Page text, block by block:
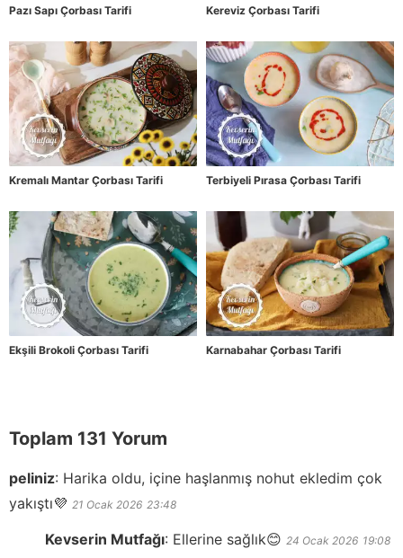
Pazı Sapı Çorbası Tarifi Kereviz Çorbası Tarifi
Kremalı Mantar Çorbası Tarifi Terbiyeli Pırasa Çorbası Tarifi
Ekşili Brokoli Çorbası Tarifi Karnabahar Çorbası Tarifi
Toplam 131 Yorum
peliniz: Harika oldu, içine haşlanmış nohut ekledim çok
yakıştı💜 21 Ocak 2026 23:48
Kevserin Mutfağı: Ellerine sağlık😊 24 Ocak 2026 19:08